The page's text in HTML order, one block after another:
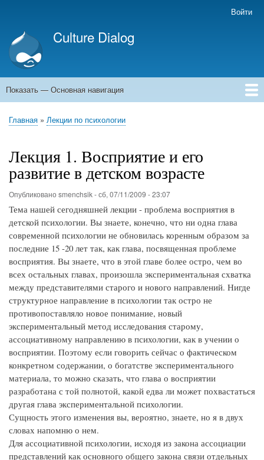
основному
содержанию
учётной
записи
пользователя
Войти
Culture Dialog
Основная
Показать — Основная навигация
Главная
Книги
Авторы
Kомментарии
Архивы емейлов
Форумы
Строка
Главная Лекции по психологии
Лекция 1. Восприятие и его
развитие в детском возрасте
Опубликовано smenchsik-сб, 07/11/2009 - 23:07
Тема нашей сегодняшней лекции - проблема восприятия в
детской психологии. Вы знаете, конечно, что ни одна глава
современной психологии не обновилась коренным образом за
последние 15 -20 лет так, как глава, посвященная проблеме
восприятия. Вы знаете, что в этой главе более остро, чем во
всех остальных главах, произошла экспериментальная схватка
между представителями старого и нового направлений. Нигде
структурное направление в психологии так остро не
противопоставляло новое понимание, новый
экспериментальный метод исследования старому,
ассоциативному направлению в психологии, как в учении о
восприятии. Поэтому если говорить сейчас о фактическом
конкретном содержании, о богатстве экспериментального
материала, то можно сказать, что глава о восприятии
разработана с той полнотой, какой едва ли может похвастаться
другая глава экспериментальной психологии.
Сущность этого изменения вы, вероятно, знаете, но я в двух
словах напомню о нем.
Для ассоциативной психологии, исходя из закона ассоциации
представлений как основного общего закона связи отдельных